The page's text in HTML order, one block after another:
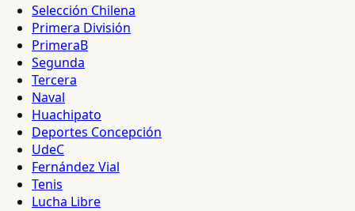
Selección Chilena
Primera División
PrimeraB
Segunda
Tercera
Naval
Huachipato
Deportes Concepción
UdeC
Fernández Vial
Tenis
Lucha Libre